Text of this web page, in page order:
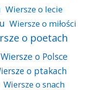
Wiersze o lecie
Wiersze o miłości
o poetach
Wiersze o Polsce
o ptakach
Wiersze o snach